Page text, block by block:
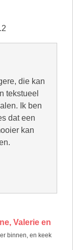
die kan
tekstueel
Ik ben
dat een
kan
Valerie en
binnen, en keek